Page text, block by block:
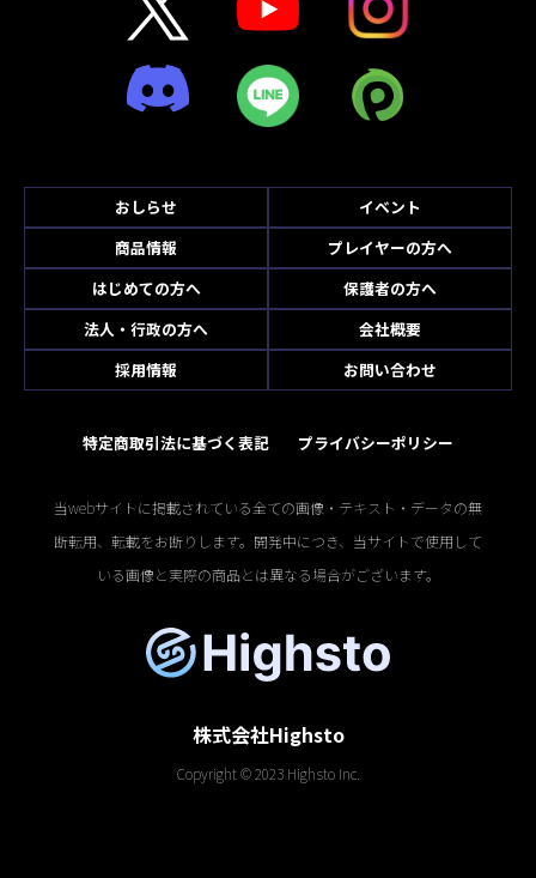
おしらせ
イベント
商品情報
プレイヤーの方へ
はじめての方へ
保護者の方へ
法人・行政の方へ
会社概要
採用情報
お問い合わせ
特定商取引法に基づく表記 プライバシーポリシー
当webサイトに掲載されている全ての画像・テキスト・データの無
断転用、転載をお断りします。開発中につき、当サイトで使用して
いる画像と実際の商品とは異なる場合がございます。
株式会社Highsto
Copyright © 2023 Highsto Inc.